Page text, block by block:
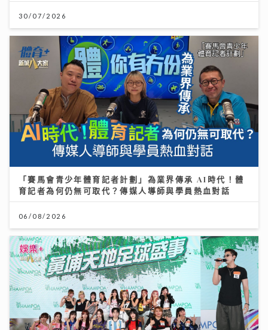
30/07/2026
「賽馬會青少年體育記者計劃」為業界傳承 AI時代！體
育記者為何仍無可取代？傳媒人導師與學員熱血對話
06/08/2026